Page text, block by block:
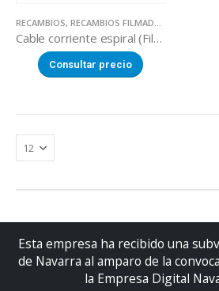
RECAMBIOS, RECAMBIOS FILMADORAS MANUALES
Cable corriente espiral (Filmadora VAIL 460 / HW-450)
Consultar precio
Esta empresa ha recibido una
de Navarra al amparo de la
la Empresa Digital